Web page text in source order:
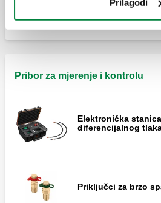
Prilagodi
Pribor za mjerenje i kontrolu
Elektronička
diferencijalnog
Priključci za brzo